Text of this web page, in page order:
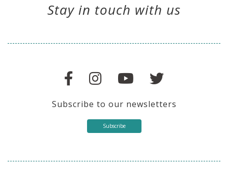
Stay in touch with us
Subscribe to our newsletters
Subscribe